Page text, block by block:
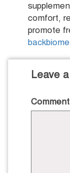
comfort,
promote
backbiome
Leave
Comment